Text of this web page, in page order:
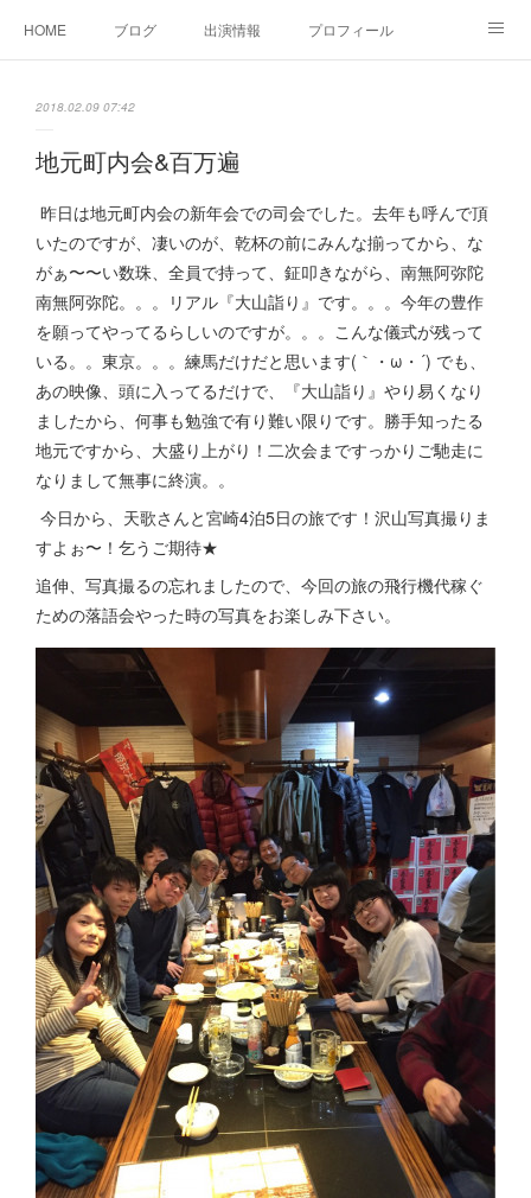
HOME ブログ 出演情報 プロフィール
2018.02.09 07:42
地元町内会&百万遍
昨日は地元町内会の新年会での司会でした。去年も呼んで頂
いたのですが、凄いのが、乾杯の前にみんな揃ってから、な
がぁ〜〜い数珠、全員で持って、鉦叩きながら、南無阿弥陀
南無阿弥陀。。。リアル『大山詣り』です。。。今年の豊作
を願ってやってるらしいのですが。。。こんな儀式が残って
いる。。東京。。。練馬だけだと思います(｀・ω・´) でも、
あの映像、頭に入ってるだけで、『大山詣り』やり易くなり
ましたから、何事も勉強で有り難い限りです。勝手知ったる
地元ですから、大盛り上がり！二次会まですっかりご馳走に
なりまして無事に終演。。
今日から、天歌さんと宮崎4泊5日の旅です！沢山写真撮りま
すよぉ〜！乞うご期待★
追伸、写真撮るの忘れましたので、今回の旅の飛行機代稼ぐ
ための落語会やった時の写真をお楽しみ下さい。